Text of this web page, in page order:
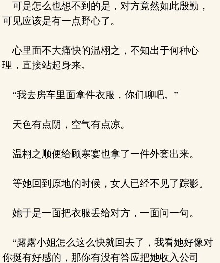
可是怎么也想不到的是，对方竟然如此殷勤，
可见应该是有一点野心了。
心里面不大痛快的温栩之，不知出于何种心
理，直接站起身来。
“我去房车里面拿件衣服，你们聊吧。”
天色有点阴，空气有点凉。
温栩之顺便给顾寒宴也拿了一件外套出来。
等她回到原地的时候，女人已经不见了踪影。
她于是一面把衣服丢给对方，一面问一句。
“露露小姐怎么这么快就回去了，我看她好像对
你挺有好感的，那你有没有答应把她收入公司